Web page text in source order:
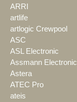
ARRI
artlife
artlogic Crewpool
ASC
ASL Electronic
Assmann Electronic
Astera
ATEC Pro
ateis